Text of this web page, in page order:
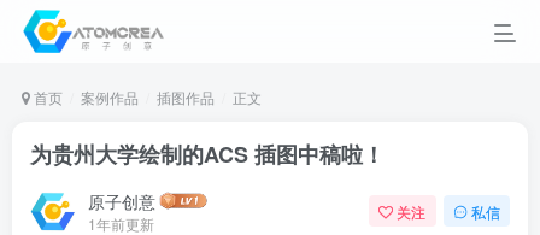
首页 案例作品 插图作品 正文
为贵州大学绘制的ACS 插图中稿啦！
原子创意
1年前更新
关注 私信